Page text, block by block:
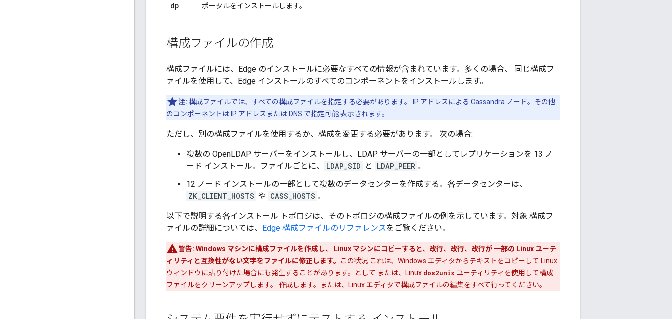
dp ポータルをインストールします。
構成ファイルの作成
構成ファイルには、Edge のインストールに必要なすべての情報が含まれています。多くの場合、 同じ構成フ
ァイルを使用して、Edge インストールのすべてのコンポーネントをインストールします。
注: 構成ファイルでは、すべての構成ファイルを指定する必要があります。 IP アドレスによる Cassandra ノード。その他
のコンポーネントは IP アドレスまたは DNS で指定可能 表示されます。
ただし、別の構成ファイルを使用するか、構成を変更する必要があります。 次の場合:
複数の OpenLDAP サーバーをインストールし、LDAP サーバーの一部としてレプリケーションを 13 ノ
ード インストール。ファイルごとに、
LDAP_SID と LDAP_PEER 。
12 ノード インストールの一部として複数のデータセンターを作成する。各データセンターは、
ZK_CLIENT_HOSTS や CASS_HOSTS 。
以下で説明する各インストール トポロジは、そのトポロジの構成ファイルの例を示しています。対象 構成フ
ァイルの詳細については、 Edge 構成ファイルのリファレンスをご覧ください。
警告: Windows マシンに構成ファイルを作成し、 Linux マシンにコピーすると、改行、改行、改行が 一部の Linux ユーテ
ィリティと互換性がない文字をファイルに修正します。
この状況 これは、Windows エディタからテキストをコピーして Linux
ウィンドウに貼り付けた場合にも発生することがあります。として または、Linux dos2unix ユーティリティを使用して構成
ファイルをクリーンアップします。 作成します。または、Linux エディタで構成ファイルの編集をすべて行ってください。